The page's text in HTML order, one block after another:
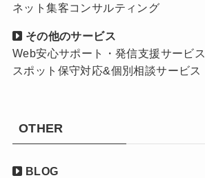
ネット集客コンサルティング
その他のサービス
Web安心サポート・発信支援サービス
スポット保守対応&個別相談サービス
OTHER
BLOG